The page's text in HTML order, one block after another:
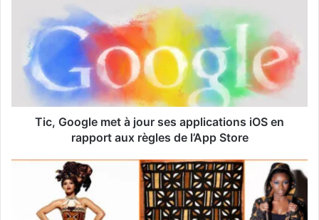
m
Tic, Google met à jour ses applications iOS en
rapport aux règles de l’App Store